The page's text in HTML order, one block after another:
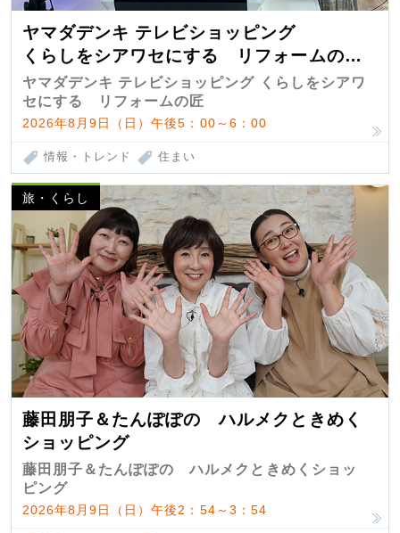
ヤマダデンキ テレビショッピング
くらしをシアワセにする リフォームの
匠 第7弾
ヤマダデンキ テレビショッピング くらしをシアワ
セにする リフォームの匠
2026年8月9日（日）午後5：00～6：00
情報・トレンド 住まい
旅・くらし
藤田朋子＆たんぽぽの ハルメクときめく
ショッピング
藤田朋子＆たんぽぽの ハルメクときめくショッ
ピング
2026年8月9日（日）午後2：54～3：54